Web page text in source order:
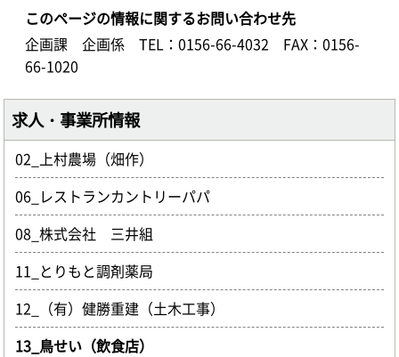
このページの情報に関するお問い合わせ先
企画課 企画係
TEL：0156-66-4032
FAX：0156-
66-1020
求人・事業所情報
02_上村農場（畑作）
06_レストランカントリーパパ
08_株式会社 三井組
11_とりもと調剤薬局
12_（有）健勝重建（土木工事）
13_鳥せい（飲食店）